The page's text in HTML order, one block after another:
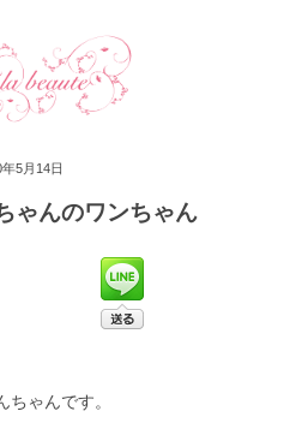
5月14日
ゃんのワンちゃん
ゃんです。